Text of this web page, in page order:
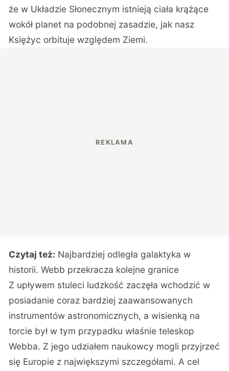
że w Układzie Słonecznym istnieją ciała krążące
wokół planet na podobnej zasadzie, jak nasz
Księżyc orbituje względem Ziemi.
Czytaj też: Najbardziej odległa galaktyka w
historii. Webb przekracza kolejne granice
Z upływem stuleci ludzkość zaczęła wchodzić w
posiadanie coraz bardziej zaawansowanych
instrumentów astronomicznych, a wisienką na
torcie był w tym przypadku właśnie teleskop
Webba. Z jego udziałem naukowcy mogli przyjrzeć
się Europie z największymi szczegółami. A cel